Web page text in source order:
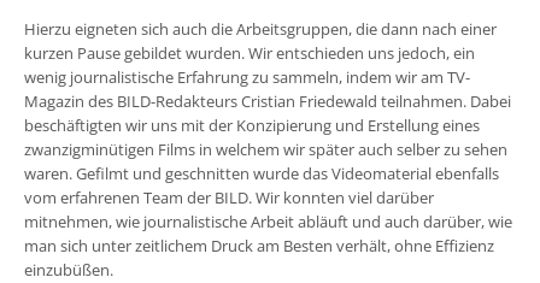
Hierzu eigneten sich auch die Arbeitsgruppen, die dann nach einer
kurzen Pause gebildet wurden. Wir entschieden uns jedoch, ein
wenig journalistische Erfahrung zu sammeln, indem wir am TV-
Magazin des BILD-Redakteurs Cristian Friedewald teilnahmen. Dabei
beschäftigten wir uns mit der Konzipierung und Erstellung eines
zwanzigminütigen Films in welchem wir später auch selber zu sehen
waren. Gefilmt und geschnitten wurde das Videomaterial ebenfalls
vom erfahrenen Team der BILD. Wir konnten viel darüber
mitnehmen, wie journalistische Arbeit abläuft und auch darüber, wie
man sich unter zeitlichem Druck am Besten verhält, ohne Effizienz
einzubüßen.